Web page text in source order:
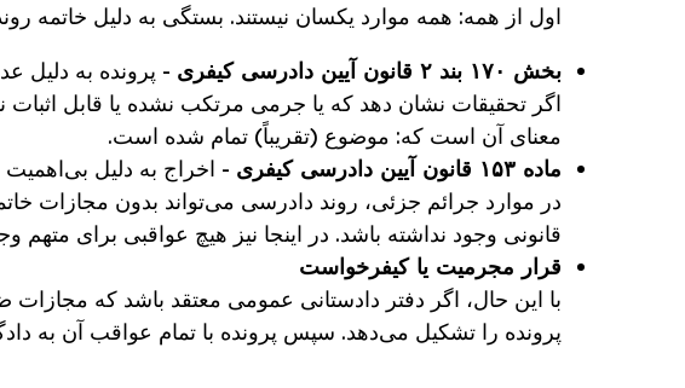
اول از همه: همه موارد یکسان نیستند. بستگی به دلیل خاتمه
بخش ۱۷۰ بند ۲ قانون آیین دادرسی کیفری
- پرونده به
اگر تحقیقات نشان دهد که یا جرمی مرتکب نشده یا قابل
معنای آن است که: موضوع (تقریباً) تمام شده است.
ماده ۱۵۳ قانون آیین دادرسی کیفری
- اخراج به دلیل بی‌اهمیت
در موارد جرائم جزئی، روند دادرسی می‌تواند بدون مجازات
قانونی وجود نداشته باشد. در اینجا نیز هیچ عواقبی برای متهم
قرار مجرمیت یا کیفرخواست
با این حال، اگر دفتر دادستانی عمومی معتقد باشد که
پرونده را تشکیل می‌دهد. سپس پرونده با تمام عواقب آن به